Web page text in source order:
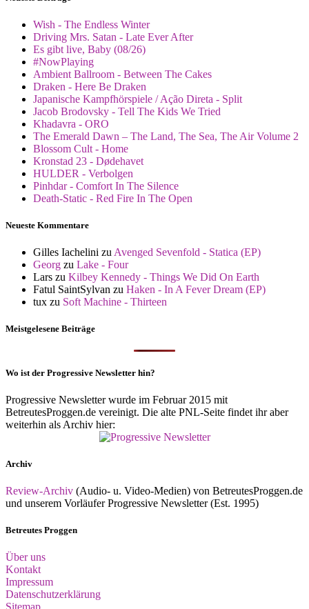
Wish - The Endless Winter
Driving Mrs. Satan - Late Ever After
Es gibt live, Baby (08/26)
#NowPlaying
Ambient Ballroom - Between The Cakes
Draken - Here Be Draken
Japanische Kampfhörspiele / Ação Direta - Split
Jacob Brodovsky - Tell The Kids We Tried
Khadavra - ORO
The Emerald Dawn – The Land, The Sea, The Air Volume 2
Blossom Cult - Home
Kronstad 23 - Dødehavet
HULDER - Verbolgen
Pinhdar - Comfort In The Silence
Death-Static - Red Fire In The Open
Neueste Kommentare
Gilles Iachelini zu Avenged Sevenfold - Statica (EP)
Georg zu Lake - Four
Lars zu Kilbey Kennedy - Things We Did On Earth
Fatul SaintSylvan zu Haken - In A Fever Dream (EP)
tux zu Soft Machine - Thirteen
Meistgelesene Beiträge
Wo ist der Progressive Newsletter hin?
Progressive Newsletter wurde im Februar 2015 mit
BetreutesProggen.de vereinigt. Die alte PNL-Seite findet ihr aber
weiterhin als Archiv hier:
Archiv
Review-Archiv (Audio- u. Video-Medien) von BetreutesProggen.de
und unserem Vorläufer Progressive Newsletter (Est. 1995)
Betreutes Proggen
Über uns
Kontakt
Impressum
Datenschutzerklärung